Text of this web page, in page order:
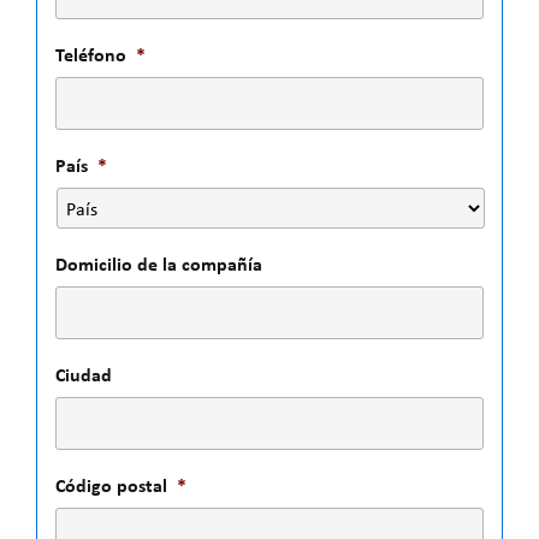
Teléfono *
País *
Domicilio de la compañía
Ciudad
Código postal *